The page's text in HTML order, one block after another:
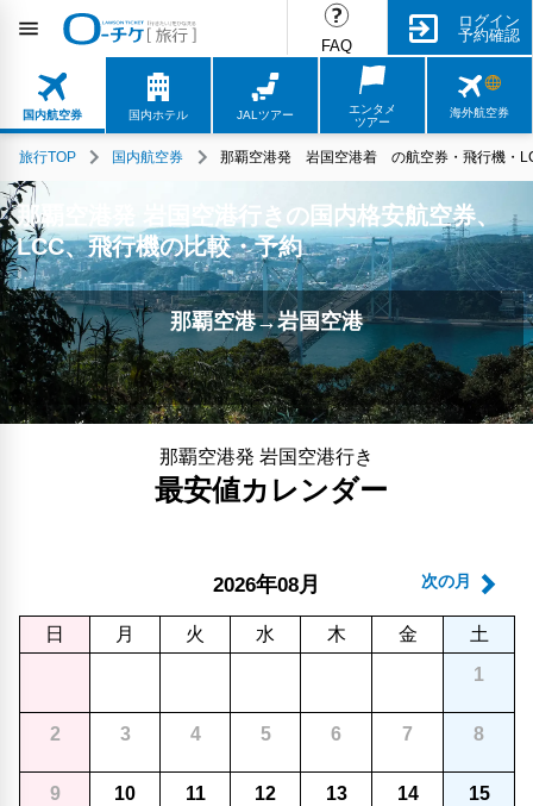
FAQ
ログイン
予約確認
国内航空券 国内ホテル JALツアー
エンタメ
ツアー
海外航空券
旅行TOP 国内航空券 那覇空港発 岩国空港着 の航空券・飛行機・
那覇空港発 岩国空港行きの国内格安航空券、
LCC、飛行機の比較・予約
那覇空港→岩国空港
那覇空港発 岩国空港行き
最安値カレンダー
次の月
2026年08月
日 月 火 水 木 金
土
1
2 3 4 5 6 7 8
9 10 11 12 13 14 15